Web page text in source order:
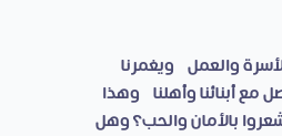
والعمل، ويغمرنا
أبنائنا وأهلنا، وهذا
بالأمان والحب؟ وهل